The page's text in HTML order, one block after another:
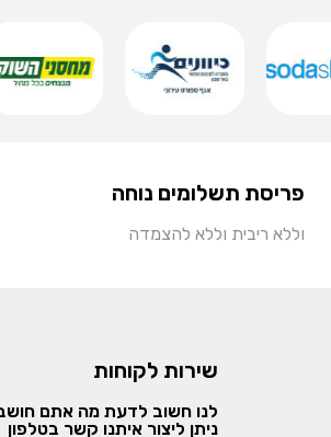
פריסת תשלומים נוחה
וללא ריבית וללא להצמדה
שירות לקוחות
לנו חשוב לדעת מה אתם
ניתן ליצור איתנו קשר בטלפון